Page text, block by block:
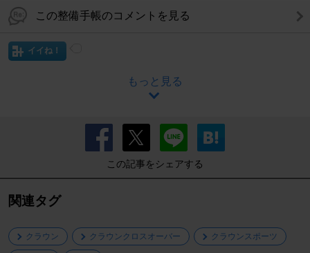
この整備手帳のコメントを見る
イイね！
もっと見る
この記事をシェアする
関連タグ
クラウン クラウンクロスオーバー クラウンスポーツ